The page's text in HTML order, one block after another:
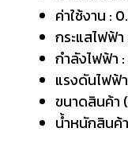
ค่าใช้งาน :
กระแสไฟฟ้า
กำลังไฟฟ้า
แรงดันไฟฟ้
ขนาดสินค้า
น้ำหนักสินค้